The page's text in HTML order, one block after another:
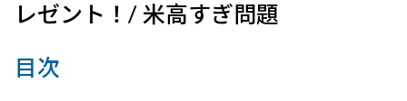
レゼント！/ 米高すぎ問題
目次